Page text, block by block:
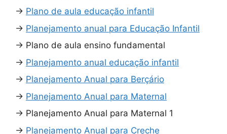
→ Plano de aula educação infantil
→ Planejamento anual para Educação Infantil
→ Plano de aula ensino fundamental
→ Planejamento anual educação infantil
→ Planejamento Anual para Berçário
→ Planejamento Anual para Maternal
→ Planejamento Anual para Maternal 1
→ Planejamento Anual para Creche